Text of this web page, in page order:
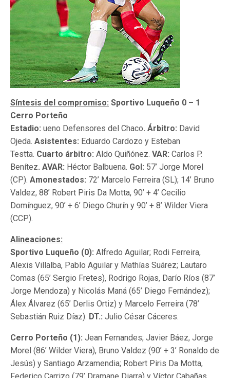
Síntesis del compromiso: Sportivo Luqueño 0 – 1
Cerro Porteño
Estadio: ueno Defensores del Chaco. Árbitro: David
Ojeda. Asistentes: Eduardo Cardozo y Esteban
Testta. Cuarto árbitro: Aldo Quiñónez. VAR: Carlos P.
Benítez. AVAR: Héctor Balbuena. Gol: 57’ Jorge Morel
(CP). Amonestados: 72’ Marcelo Ferreira (SL); 14’ Bruno
Valdez, 88’ Robert Piris Da Motta, 90’ + 4’ Cecilio
Domínguez, 90’ + 6’ Diego Churín y 90’ + 8’ Wilder Viera
(CCP).
Alineaciones:
Sportivo Luqueño (0): Alfredo Aguilar; Rodi Ferreira,
Alexis Villalba, Pablo Aguilar y Mathías Suárez; Lautaro
Comas (65’ Sergio Fretes), Rodrigo Rojas, Darío Ríos (87’
Jorge Mendoza) y Nicolás Maná (65’ Diego Fernández);
Álex Álvarez (65’ Derlis Ortiz) y Marcelo Ferreira (78’
Sebastián Ruiz Díaz). DT.: Julio César Cáceres.
Cerro Porteño (1): Jean Fernandes; Javier Báez, Jorge
Morel (86’ Wilder Viera), Bruno Valdez (90’ + 3’ Ronaldo de
Jesús) y Santiago Arzamendia; Robert Piris Da Motta,